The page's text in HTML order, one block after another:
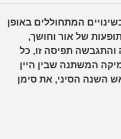
המתחוללים באופן
של אור וחושך,
והתגבשה תפיסה זו, כל
המשתנה שבין היין
השנה הסיני, את סימן